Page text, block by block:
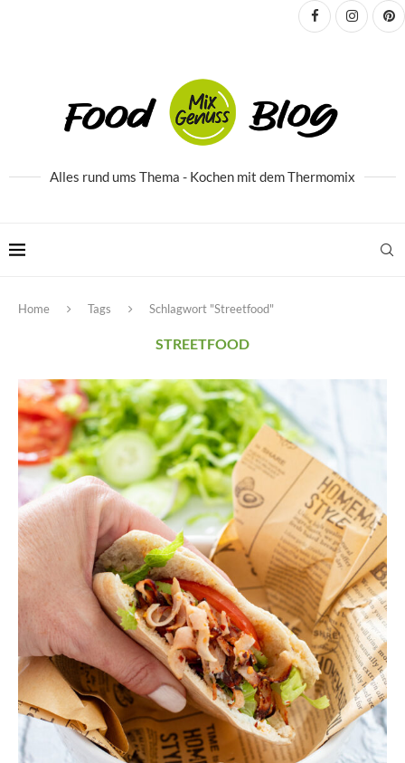
Alles rund ums Thema - Kochen mit dem Thermomix
Home Tags Schlagwort "Streetfood"
STREETFOOD